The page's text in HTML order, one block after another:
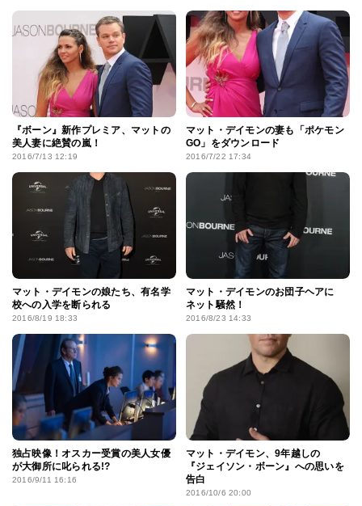
『ボーン』新作プレミア、マットの
美人妻に絶賛の嵐！
2016/7/13 12:19
マット・デイモンの妻も「ポケモン
GO」をダウンロード
2016/7/22 17:34
マット・デイモンの娘たち、有名学
校への入学を断られる
2016/8/19 18:33
マット・デイモンのお団子ヘアに
ネット騒然！
2016/8/23 14:33
独占映像！オスカー受賞の美人女優
が大御所に叱られる!?
2016/9/11 16:16
マット・デイモン、9年越しの
『ジェイソン・ボーン』への思いを
告白
2016/10/6 20:00